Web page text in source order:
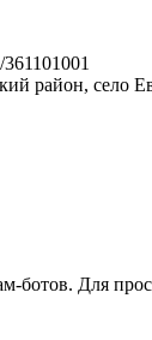
район, село